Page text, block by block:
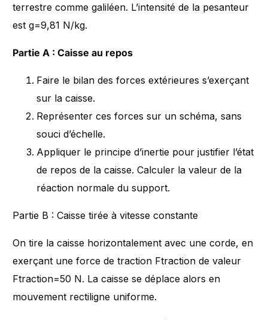
terrestre comme galiléen. L’intensité de la pesanteur
est g=9,81 N/kg.
Partie A : Caisse au repos
Faire le bilan des forces extérieures s’exerçant
sur la caisse.
Représenter ces forces sur un schéma, sans
souci d’échelle.
Appliquer le principe d’inertie pour justifier l’état
de repos de la caisse. Calculer la valeur de la
réaction normale du support.
Partie B : Caisse tirée à vitesse constante
On tire la caisse horizontalement avec une corde, en
exerçant une force de traction Ftraction​ de valeur
Ftraction​=50 N. La caisse se déplace alors en
mouvement rectiligne uniforme.